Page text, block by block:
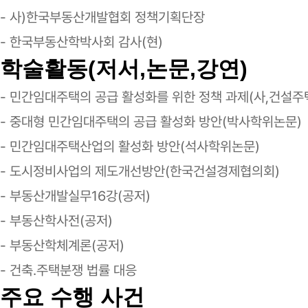
- 사)한국부동산개발협회 정책기획단장
- 한국부동산학박사회 감사(현)
학술활동(저서,논문,강연)
- 민간임대주택의 공급 활성화를 위한 정책 과제(사,건설주
- 중대형 민간임대주택의 공급 활성화 방안(박사학위논문)
- 민간임대주택산업의 활성화 방안(석사학위논문)
- 도시정비사업의 제도개선방안(한국건설경제협의회)
- 부동산개발실무16강(공저)
- 부동산학사전(공저)
- 부동산학체계론(공저)
- 건축.주택분쟁 법률 대응
주요 수행 사건